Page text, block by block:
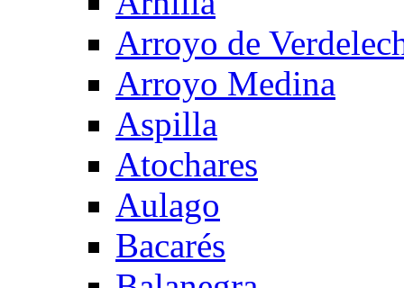
Arroyo de
Arroyo Medina
Aspilla
Atochares
Aulago
Bacarés